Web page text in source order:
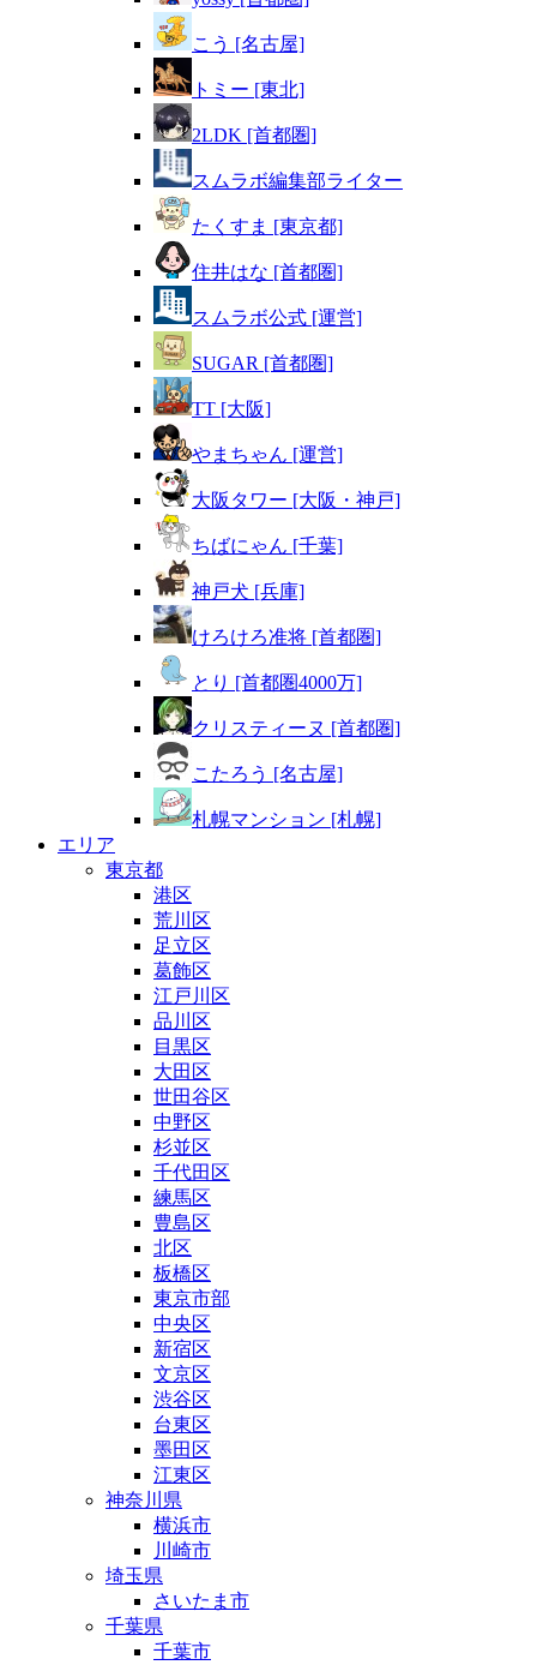
こう [名古屋]
トミー [東北]
2LDK [首都圏]
スムラボ編集部ライター
たくすま [東京都]
住井はな [首都圏]
スムラボ公式 [運営]
SUGAR [首都圏]
TT [大阪]
やまちゃん [運営]
大阪タワー [大阪・神戸]
ちばにゃん [千葉]
神戸犬 [兵庫]
けろけろ准将 [首都圏]
とり [首都圏4000万]
クリスティーヌ [首都圏]
こたろう [名古屋]
札幌マンション [札幌]
エリア
東京都
港区
荒川区
足立区
葛飾区
江戸川区
品川区
目黒区
大田区
世田谷区
中野区
杉並区
千代田区
練馬区
豊島区
北区
板橋区
東京市部
中央区
新宿区
文京区
渋谷区
台東区
墨田区
江東区
神奈川県
横浜市
川崎市
埼玉県
さいたま市
千葉県
千葉市